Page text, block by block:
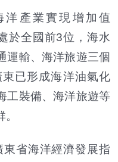
產業實現增加值
於全國前3位，海水
運輸、海洋旅遊三個
已形成海洋油氣化
工裝備、海洋旅遊等
省海洋經濟發展指